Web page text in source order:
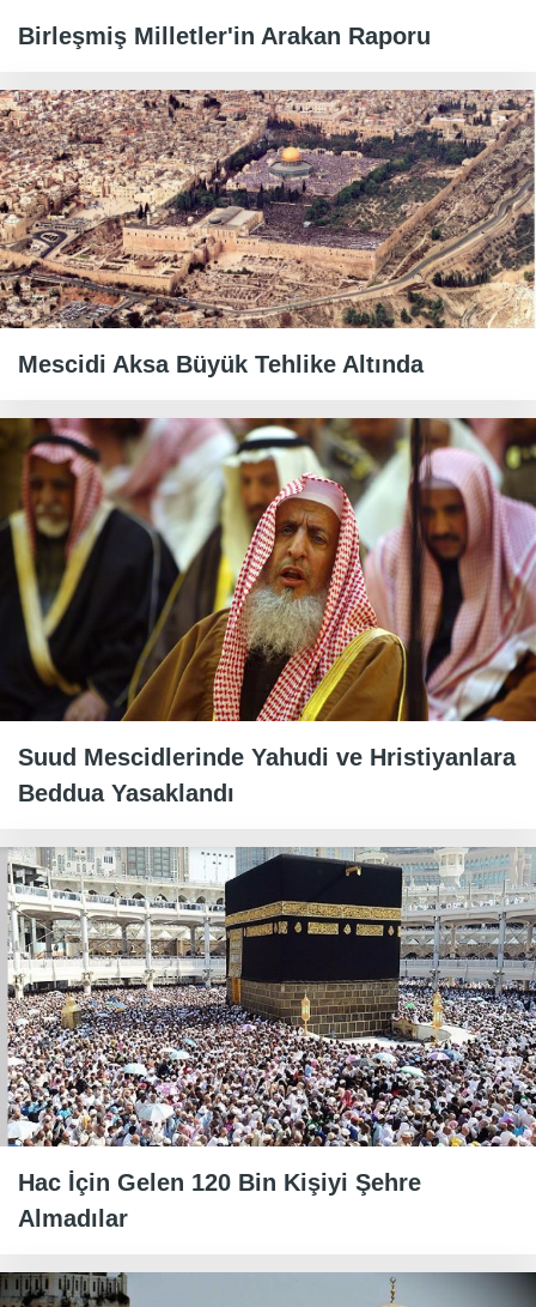
Birleşmiş Milletler'in Arakan Raporu
Mescidi Aksa Büyük Tehlike Altında
Suud Mescidlerinde Yahudi ve Hristiyanlara
Beddua Yasaklandı
Hac İçin Gelen 120 Bin Kişiyi Şehre
Almadılar